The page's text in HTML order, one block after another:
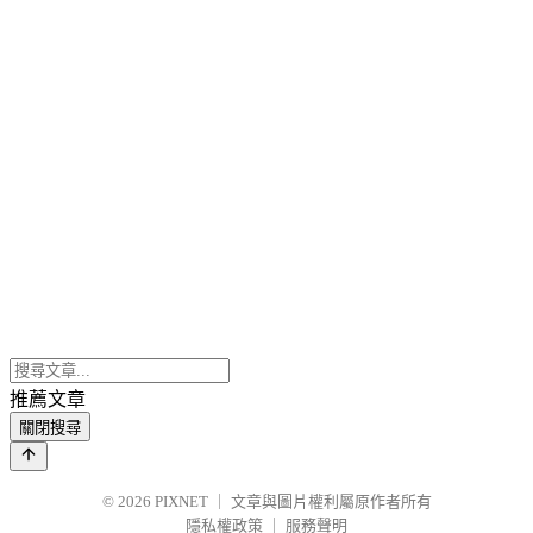
推薦文章
關閉搜尋
© 2026 PIXNET
文章與圖片權利屬原作者所有
隱私權政策
服務聲明